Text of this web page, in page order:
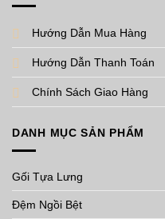
Hướng Dẫn Mua Hàng
Hướng Dẫn Thanh Toán
Chính Sách Giao Hàng
DANH MỤC SẢN PHẨM
Gối Tựa Lưng
Đệm Ngồi Bệt